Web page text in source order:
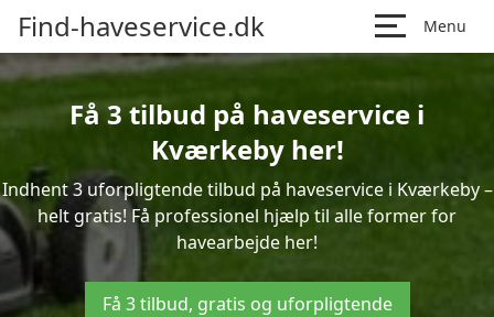
Find-haveservice.dk Menu
Få 3 tilbud på haveservice i
Kværkeby her!
Indhent 3 uforpligtende tilbud på haveservice i Kværkeby –
helt gratis! Få professionel hjælp til alle former for
havearbejde her!
Få 3 tilbud, gratis og uforpligtende